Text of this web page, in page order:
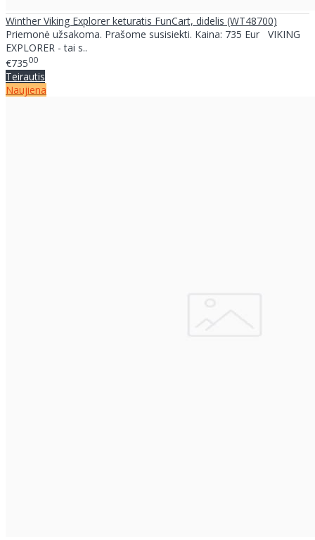
Winther Viking Explorer keturatis FunCart, didelis (WT48700)
Priemonė užsakoma. Prašome susisiekti. Kaina: 735 Eur VIKING
EXPLORER - tai s..
€73500
Teirautis
Naujiena